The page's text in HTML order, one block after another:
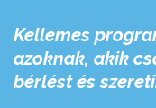
Kellemes
azoknak, akik
bérlést és